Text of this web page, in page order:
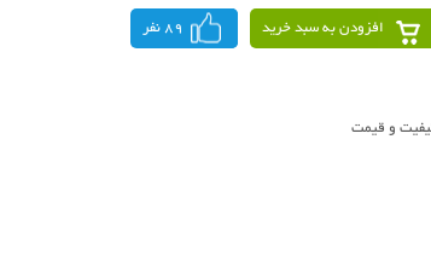
افزودن به سبد خرید 89 نفر
و قیمت